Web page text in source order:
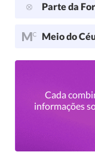
Parte da
Meio do
Cada
informações